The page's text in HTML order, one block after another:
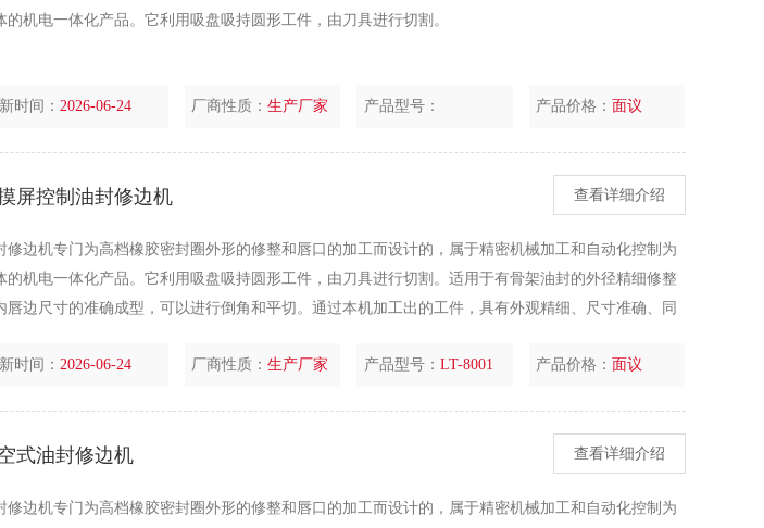
的机电一体化产品。它利用吸盘吸持圆形工件，由刀具进行切割。
时间：2026-06-24 厂商性质：生产厂家 产品型号： 产品价格： 面议
屏控制油封修边机 查看详细介绍
修边机专门为高档橡胶密封圈外形的修整和唇口的加工而设计的，属于精密机械加工和自动化控制为
的机电一体化产品。它利用吸盘吸持圆形工件，由刀具进行切割。适用于有骨架油封的外径精细修整
唇边尺寸的准确成型，可以进行倒角和平切。通过本机加工出的工件，具有外观精细、尺寸准确、同
时间：2026-06-24 厂商性质：生产厂家 产品型号： LT-8001 产品价格： 面议
式油封修边机 查看详细介绍
修边机专门为高档橡胶密封圈外形的修整和唇口的加工而设计的，属于精密机械加工和自动化控制为